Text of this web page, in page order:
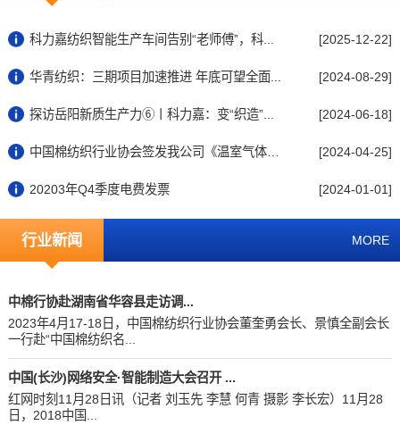
科力嘉纺织智能生产车间告别“老师傅”，科... [2025-12-22]
华青纺织：三期项目加速推进 年底可望全面... [2024-08-29]
探访岳阳新质生产力⑥丨科力嘉：变“织造”... [2024-06-18]
中国棉纺织行业协会签发我公司《温室气体排... [2024-04-25]
20203年Q4季度电费发票 [2024-01-01]
行业新闻 MORE
中棉行协赴湖南省华容县走访调...
2023年4月17-18日，中国棉纺织行业协会董奎勇会长、景慎全副会长
一行赴“中国棉纺织名...
中国(长沙)网络安全·智能制造大会召开 ...
红网时刻11月28日讯（记者 刘玉先 李慧 何青 摄影 李长宏）11月28
日，2018中国...